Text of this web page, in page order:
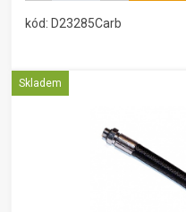
kód: D23285Carb
Skladem